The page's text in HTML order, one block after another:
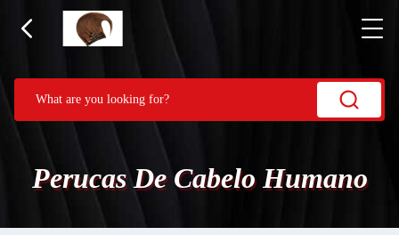
Perucas De Cabelo Humano